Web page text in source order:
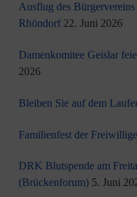
Ausflug des
Rhöndorf 22. Juni 2026
Damenkomitee Geislar
2026
Bleiben Sie auf dem
Familienfest der
DRK Blutspende am
(Brückenforum) 5. Juni